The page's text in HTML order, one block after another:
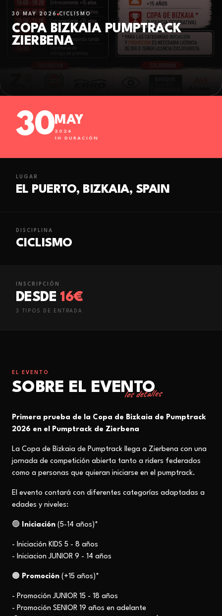
30 MAY 2026 CICLISMO
COPA BIZKAIA PUMPTRACK
ZIERBENA
30MAY
2026
1H DURACIÓN
LUGAR
EL PUERTO, BIZKAIA, SPAIN
DISCIPLINA
CICLISMO
INSCRIPCIÓN
DESDE 16€
3 TIPO S DE ENTRADA
EL EVENTO
SOBRE EL EVENTO
los detalles
Primera prueba de la Copa de Bizkaia de Pumptrack
2026 en el Pumptrack de Zierbena
La Copa de Bizkaia de Pumptrack llega a Zierbena con una
jornada de competición abierta tanto a riders federados
como a personas que quieran iniciarse en el pumptrack.
El evento contará con diferentes categorías adaptadas a
edades y niveles:
🟢 Iniciación (5-14 años)*
- Iniciación KIDS 5 - 8 años
- Iniciacion JUNIOR 9 - 14 años
🟠 Promoción (+15 años)*
- Promoción JUNIOR 15 - 18 años
- Promoción SENIOR 19 años en adelante